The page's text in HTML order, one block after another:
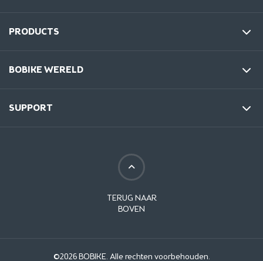
PRODUCTS
BOBIKE WERELD
SUPPORT
TERUG NAAR
BOVEN
©2026 BOBIKE. Alle rechten voorbehouden.